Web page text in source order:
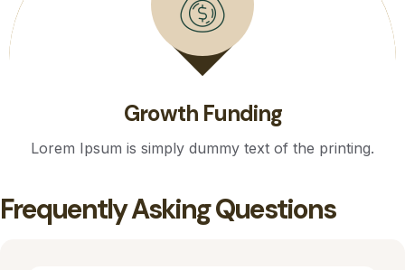
Growth Funding
Lorem Ipsum is simply dummy text of the printing.
Frequently Asking Questions